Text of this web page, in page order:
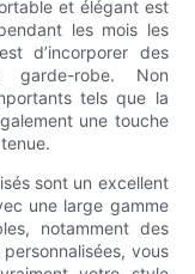
et élégant est
les mois les
d’incorporer des
garde-robe. Non
tels que la
une touche
sont un excellent
une large gamme
notamment des
vous